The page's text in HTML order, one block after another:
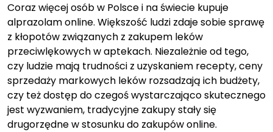
Coraz więcej osób w Polsce i na świecie kupuje
alprazolam online. Większość ludzi zdaje sobie sprawę
z kłopotów związanych z zakupem leków
przeciwlękowych w aptekach. Niezależnie od tego,
czy ludzie mają trudności z uzyskaniem recepty, ceny
sprzedaży markowych leków rozsadzają ich budżety,
czy też dostęp do czegoś wystarczająco skutecznego
jest wyzwaniem, tradycyjne zakupy stały się
drugorzędne w stosunku do zakupów online.